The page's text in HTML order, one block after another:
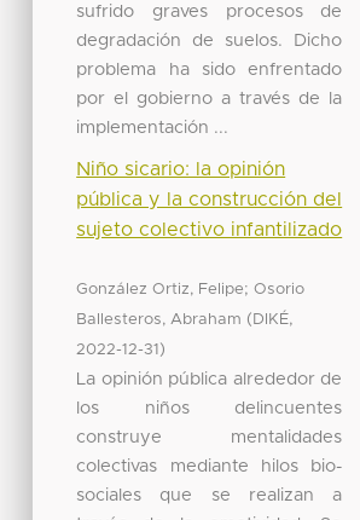
sufrido graves procesos de
degradación de suelos. Dicho
problema ha sido enfrentado
por el gobierno a través de la
implementación ...
Niño sicario: la opinión
pública y la construcción del
sujeto colectivo infantilizado
González Ortiz, Felipe;Osorio
Ballesteros, Abraham ( DIKÉ,
2022-12-31 )
La opinión pública alrededor de
los niños delincuentes
construye mentalidades
colectivas mediante hilos bio-
sociales que se realizan a